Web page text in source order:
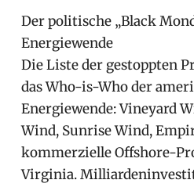
Der politische „Black
Energiewende
Die Liste der gestoppten
das Who-is-Who der
Energiewende: Vineyard
Wind, Sunrise Wind,
kommerzielle Offshore-
Virginia.